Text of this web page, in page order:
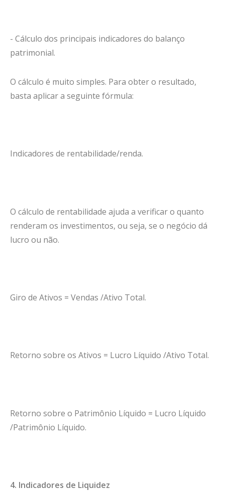
- Cálculo dos principais indicadores do balanço
patrimonial.
O cálculo é muito simples. Para obter o resultado,
basta aplicar a seguinte fórmula:
Indicadores de rentabilidade/renda.
O cálculo de rentabilidade ajuda a verificar o quanto
renderam os investimentos, ou seja, se o negócio dá
lucro ou não.
Giro de Ativos = Vendas /Ativo Total.
Retorno sobre os Ativos = Lucro Líquido /Ativo Total.
Retorno sobre o Patrimônio Líquido = Lucro Líquido
/Patrimônio Líquido.
4. Indicadores de Liquidez